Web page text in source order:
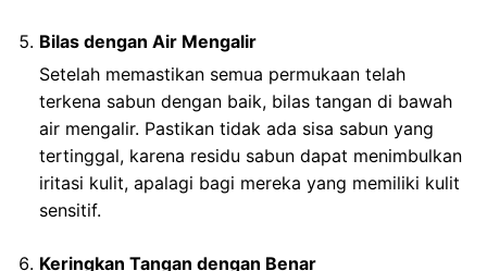
Bilas dengan Air Mengalir
Setelah memastikan semua permukaan telah
terkena sabun dengan baik, bilas tangan di bawah
air mengalir. Pastikan tidak ada sisa sabun yang
tertinggal, karena residu sabun dapat menimbulkan
iritasi kulit, apalagi bagi mereka yang memiliki kulit
sensitif.
Keringkan Tangan dengan Benar